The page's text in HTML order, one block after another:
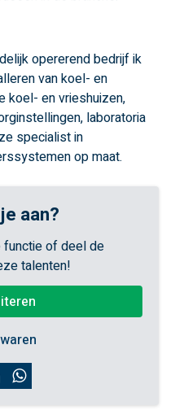
opererend bedrijf ik
van koel- en
koel- en vrieshuizen,
laboratoria
specialist in
op maat.
aan?
of deel de
talenten!
LinkedIn